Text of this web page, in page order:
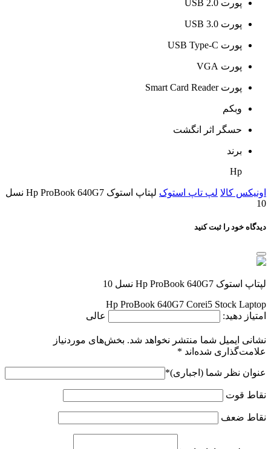
پورت USB 2.0
پورت USB 3.0
پورت USB Type-C
پورت VGA
پورت Smart Card Reader
وبکم
حسگر اثر انگشت
برند
Hp
اونیکس کالا لپ تاپ استوک
لپتاپ استوک Hp ProBook 640G7 نسل
10
دیدگاه خود را ثبت کنید
لپتاپ استوک Hp ProBook 640G7 نسل 10
Hp ProBook 640G7 Corei5 Stock Laptop
امتیاز دهید:
عالی
نشانی ایمیل شما منتشر نخواهد شد. بخش‌های موردنیاز
علامت‌گذاری شده‌اند *
عنوان نظر شما (اجباری)*
نقاط قوت
نقاط ضعف